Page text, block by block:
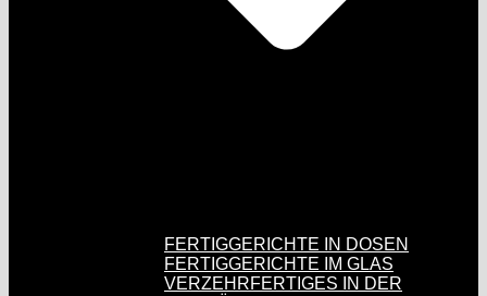
FERTIGGERICHTE IN DOSEN
FERTIGGERICHTE IM GLAS
VERZEHRFERTIGES IN DER